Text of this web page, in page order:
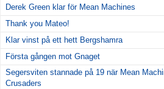
Derek Green klar för Mean Machines
Thank you Mateo!
Klar vinst på ett hett Bergshamra
Första gången mot Gnaget
Segersviten stannade på 19 när Mean
Crusaders